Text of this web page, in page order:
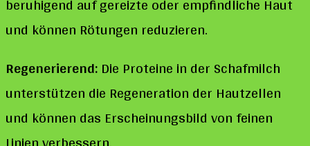
beruhigend auf gereizte oder empfindliche Haut
und können Rötungen reduzieren.
Regenerierend:Die Proteine in der Schafmilch
unterstützen die Regeneration der Hautzellen
und können das Erscheinungsbild von feinen